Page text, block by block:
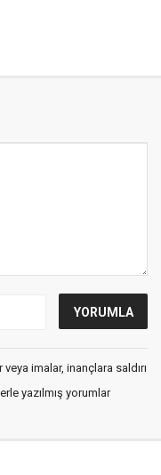
imalar, inançlara saldırı
yazılmış yorumlar